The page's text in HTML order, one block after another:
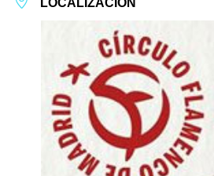
LOCALIZACIÓN